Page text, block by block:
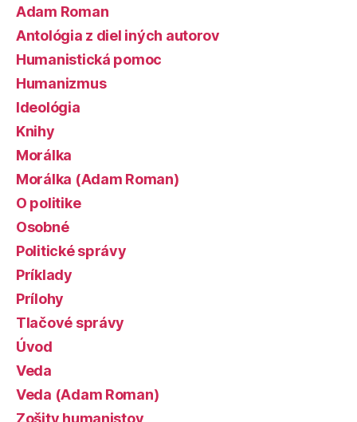
Adam Roman
Antológia z diel iných autorov
Humanistická pomoc
Humanizmus
Ideológia
Knihy
Morálka
Morálka (Adam Roman)
O politike
Osobné
Politické správy
Príklady
Prílohy
Tlačové správy
Úvod
Veda
Veda (Adam Roman)
Zošity humanistov